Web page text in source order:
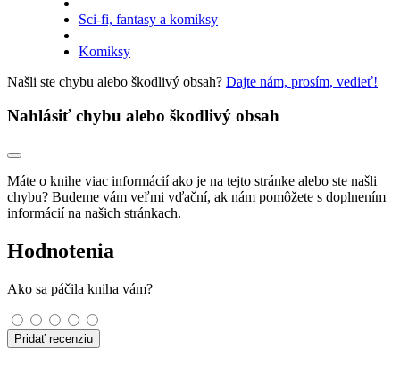
Sci-fi, fantasy a komiksy
Komiksy
Našli ste chybu alebo škodlivý obsah? Dajte nám, prosím, vedieť!
Nahlásiť chybu alebo škodlivý obsah
Máte o knihe viac informácií ako je na tejto stránke alebo ste našli
chybu? Budeme vám veľmi vďační, ak nám pomôžete s doplnením
informácií na našich stránkach.
Hodnotenia
Ako sa páčila kniha vám?
Pridať recenziu